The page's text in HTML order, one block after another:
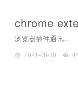
chrome
浏览器插件通讯...
2021-08-30